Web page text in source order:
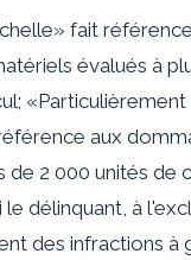
fait
évalués à
«Particulièrement
aux
de 2 000 unités de
le délinquant, à
des infractions à